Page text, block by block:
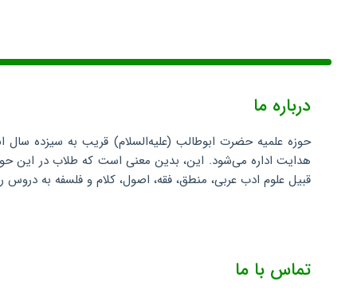
درباره ما
حوزه علمیه حضرت ابوطالب (علیه‌السلام) قریب به سیزده
هدایت اداره می‌شود. این، بدین معنی است که طلاب در این
قبیل علوم ادب عربی، منطق، فقه، اصول، کلام و فلسفه به دروس
تماس با ما